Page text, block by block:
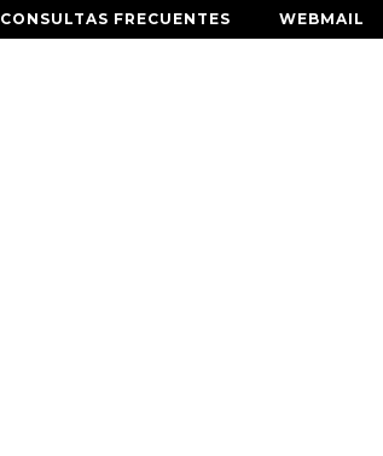
CONSULTAS FRECUENTES WEBMAIL